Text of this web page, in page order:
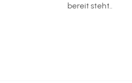
bereit steht..